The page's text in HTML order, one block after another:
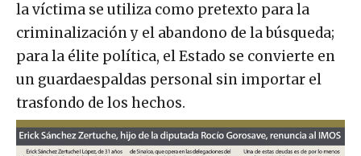
la víctima se utiliza como pretexto para la
criminalización y el abandono de la búsqueda;
para la élite política, el Estado se convierte en
un guardaespaldas personal sin importar el
trasfondo de los hechos.